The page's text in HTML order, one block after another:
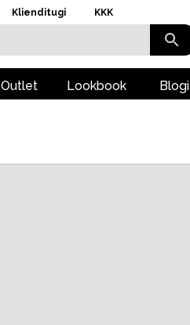
Klienditugi KKK
Outlet Lookbook Blogi